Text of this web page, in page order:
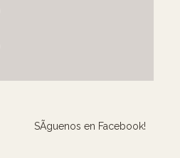
SÃ­guenos en Facebook!